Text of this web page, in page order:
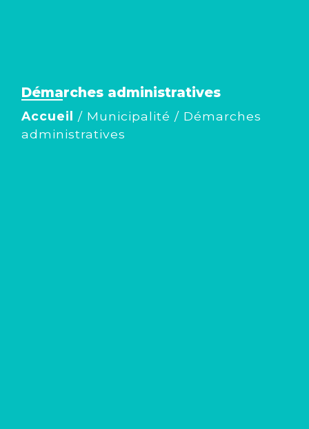
Démarches administratives
Accueil / Municipalité / Démarches
administratives